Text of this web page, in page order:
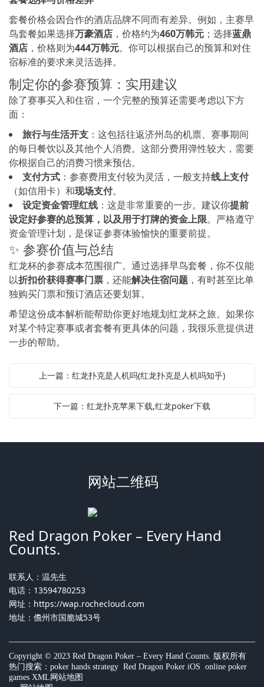
套餐价格会因合作的酒店品牌不同而有差异。例如，主赛早
鸟套餐如果选择万豪酒店 ，价格约为460万韩元 ；选择蓝鼎
酒店 ，价格则为444万韩元。你可以根据自己的预算和对住
宿标准的要求来灵活选择。
制定你的参赛预算：实用建议
除了赛事买入和住宿，一个完整的预算还需要考虑以下方
面：
旅行与生活开支 ：这包括往返济州岛的机票、赛事期间
的每日餐饮以及其他个人消费。这部分费用弹性较大，需要
你根据自己的消费习惯来预估。
支付方式 ：参赛费用支付较为灵活，一般支持线上支付
（如信用卡）和现场支付。
设定资金管理红线 ：这是非常重要的一步。建议你提前
设定好参赛的总预算，以及用于打牌的资金上限。严格遵守
资金管理计划，是保证参赛体验愉快的重要前提。
✨ 参赛价值与总结
红龙杯的参赛成本范围很广。通过选择早鸟套餐，你不仅能
以折扣价获得赛事门票 ，还能解决住宿问题 ，有时甚至比单
独购买门票和预订酒店还要划算。
希望这份成本解析能帮助你更好地规划红龙杯之旅。如果你
对某个特定赛事或者套餐有更具体的问题，我很乐意提供进
一步的帮助。
上一篇：红龙扑克是人机吗(红龙扑克是人机吗知乎)
下一篇：红龙扑克苹果下载,红龙poker下载
网站二维码
Red Dragon Poker – Every Hand
Counts.
联系人：温先生
电话：13594780253
网址： https://wap.rochecloud.com
地址：儋州市国脆城53号
Copyright © 2023 Red Dragon Poker – Every Hand Counts. 版权所有
热门搜索： poker hands strategy Red Dragon Poker iOS online poker
games XML网站地图